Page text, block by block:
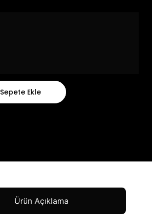
Sepete Ekle
Ürün Açıklama